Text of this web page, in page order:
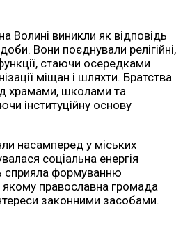
Волині виникли як відповідь
Вони поєднували релігійні,
стаючи осередками
міщан і шляхти. Братства
храмами, школами та
інституційну основу
насамперед у міських
соціальна енергія
сприяла формуванню
якому православна громада
законними засобами.